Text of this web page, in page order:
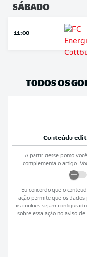
SÁBADO
11:00
TODOS OS
Conteúdo
A partir desse ponto
complementa o artigo.
Eu concordo que o
ação permite que os dados
os cookies sejam
sobre essa ação no aviso